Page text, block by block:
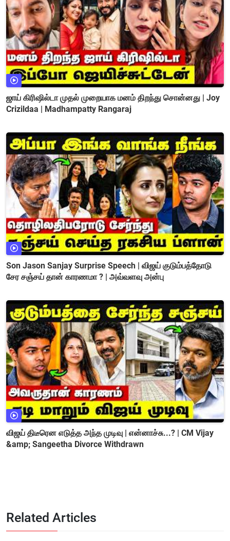
ஜாய் கிரிஷில்டா முதல் முறையாக மனம் திறந்து சொன்னது | Joy
Crizildaa | Madhampatty Rangaraj
Son Jason Sanjay Surprise Speech | விஜய் குடும்பத்தோடு
சேர சஞ்சய் தான் காரணமா ? | அவ்வளவு அன்பு
விஜய் திடீரென எடுத்த அந்த முடிவு | என்னாச்சு...? | CM Vijay
&amp; Sangeetha Divorce Withdrawn
Related Articles